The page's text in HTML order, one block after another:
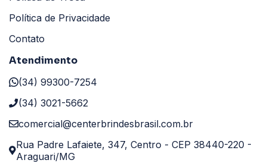
Política de Privacidade
Contato
Atendimento
(34) 99300-7254
(34) 3021-5662
comercial@centerbrindesbrasil.com.br
Rua Padre Lafaiete, 347, Centro - CEP 38440-220 -
Araguari/MG